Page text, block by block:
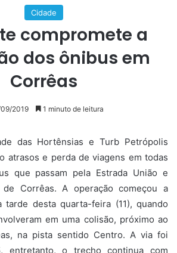
Cidade
compromete a
dos ônibus em
Corrêas
09/2019 1 minuto de leitura
das Hortênsias e Turb Petrópolis
atrasos e perda de viagens em todas
que passam pela Estrada União e
Corrêas. A operação começou a
tarde desta quarta-feira (11), quando
em uma colisão, próximo ao
na pista sentido Centro. A via foi
entretanto, o trecho continua com